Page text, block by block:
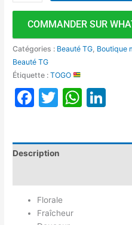
COMMANDER SUR
Catégories : Beauté TG Boutique
Beauté TG
Étiquette :TOGO
Facebook
Twitter
Description
Florale
Fraîcheur